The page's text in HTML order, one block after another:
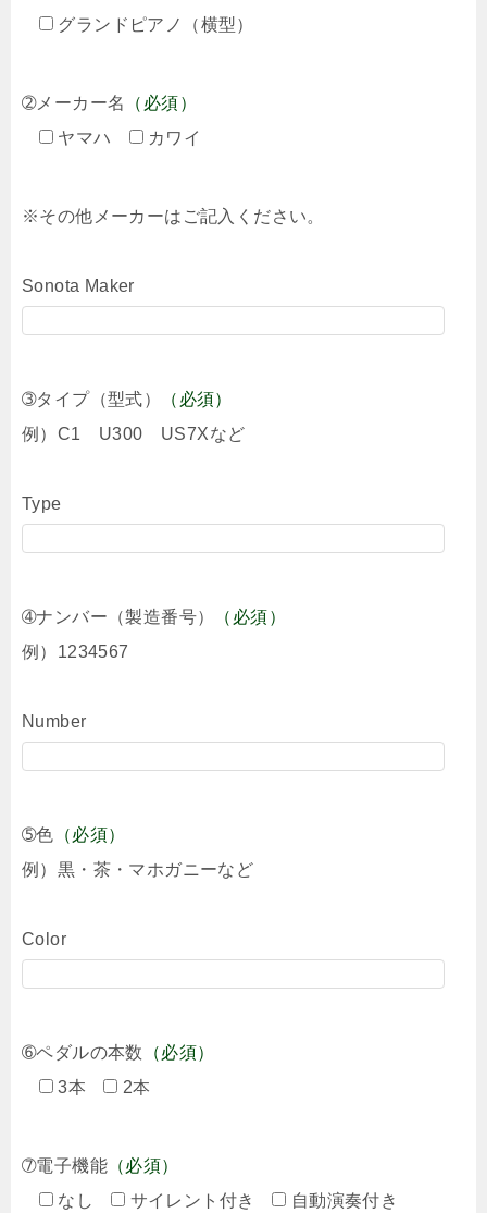
グランドピアノ（横型）
➁メーカー名
（必須）
ヤマハ
カワイ
※その他メーカーはご記入ください。
Sonota Maker
➂タイプ（型式）
（必須）
例）C1 U300 US7Xなど
Type
➃ナンバー（製造番号）
（必須）
例）1234567
Number
➄色 （必須）
例）黒・茶・マホガニーなど
Color
➅ペダルの本数
（必須）
3本
2本
➆電子機能 （必須）
なし
サイレント付き 自動演奏付き